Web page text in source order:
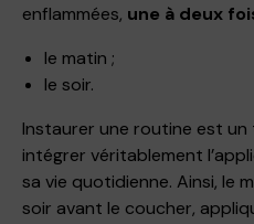
enflammées, une à deux
le matin ;
le soir.
Instaurer une routine est
intégrer véritablement
sa vie quotidienne. Ainsi, le
soir avant le coucher,